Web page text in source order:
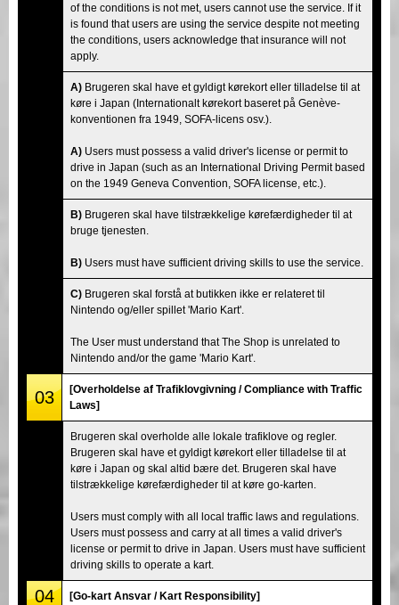
of the conditions is not met, users cannot use the service. If it
is found that users are using the service despite not meeting
the conditions, users acknowledge that insurance will not
apply.
A) Brugeren skal have et gyldigt kørekort eller tilladelse til at
køre i Japan (Internationalt kørekort baseret på Genève-
konventionen fra 1949, SOFA-licens osv.).
A) Users must possess a valid driver's license or permit to
drive in Japan (such as an International Driving Permit based
on the 1949 Geneva Convention, SOFA license, etc.).
B) Brugeren skal have tilstrækkelige kørefærdigheder til at
bruge tjenesten.
B) Users must have sufficient driving skills to use the service.
C) Brugeren skal forstå at butikken ikke er relateret til
Nintendo og/eller spillet 'Mario Kart'.
The User must understand that The Shop is unrelated to
Nintendo and/or the game 'Mario Kart'.
03
[Overholdelse af Trafiklovgivning / Compliance with Traffic
Laws]
Brugeren skal overholde alle lokale trafiklove og regler.
Brugeren skal have et gyldigt kørekort eller tilladelse til at
køre i Japan og skal altid bære det. Brugeren skal have
tilstrækkelige kørefærdigheder til at køre go-karten.
Users must comply with all local traffic laws and regulations.
Users must possess and carry at all times a valid driver's
license or permit to drive in Japan. Users must have sufficient
driving skills to operate a kart.
04 [Go-kart Ansvar / Kart Responsibility]